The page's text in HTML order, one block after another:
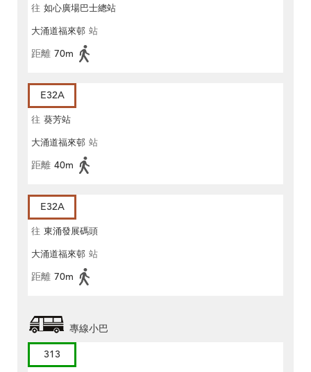
往 如心廣場巴士總站
大涌道福來邨 站
距離 70m
E32A
往 葵芳站
大涌道福來邨 站
距離 40m
E32A
往 東涌發展碼頭
大涌道福來邨 站
距離 70m
專線小巴
313